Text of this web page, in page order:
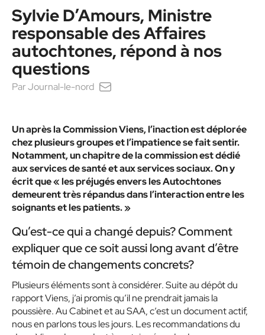
Sylvie D’Amours, Ministre
responsable des Affaires
autochtones, répond à nos
questions
ParJournal-le-nord
Un après la Commission Viens, l’inaction est déplorée
chez plusieurs groupes et l’impatience se fait sentir.
Notamment, un chapitre de la commission est dédié
aux services de santé et auxservices sociaux. On y
écrit que « les préjugés envers les Autochtones
demeurenttrès répandus dans l’interaction entre les
soignants et les patients. »
Qu’est-ce qui a changé depuis? Comment
expliquer que ce soit aussi long avant d’être
témoin de changements concrets?
Plusieurs éléments sont à considérer. Suite au dépôt du
rapport Viens, j’ai promis qu’il ne prendrait jamais la
poussière. Au Cabinet et au SAA, c’est un document actif,
nous en parlons tous les jours. Les recommandations du